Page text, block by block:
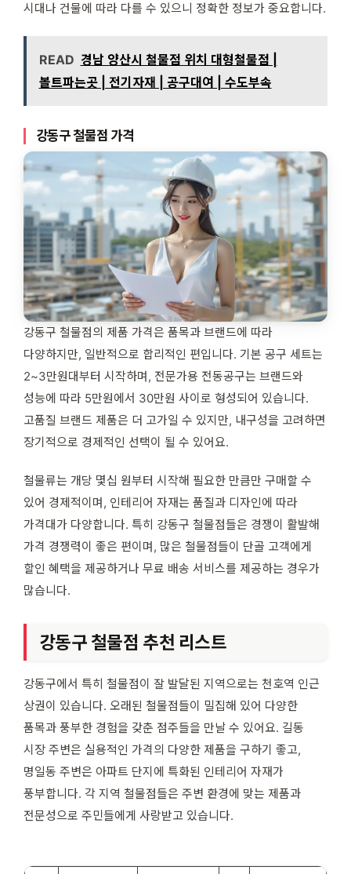
시대나 건물에 따라 다를 수 있으니 정확한 정보가 중요합니다.
READ 경남 양산시 철물점 위치 대형철물점 |
볼트파는곳 | 전기자재 | 공구대여 | 수도부속
강동구 철물점 가격
강동구 철물점의 제품 가격은 품목과 브랜드에 따라
다양하지만, 일반적으로 합리적인 편입니다. 기본 공구 세트는
2~3만원대부터 시작하며, 전문가용 전동공구는 브랜드와
성능에 따라 5만원에서 30만원 사이로 형성되어 있습니다.
고품질 브랜드 제품은 더 고가일 수 있지만, 내구성을 고려하면
장기적으로 경제적인 선택이 될 수 있어요.
철물류는 개당 몇십 원부터 시작해 필요한 만큼만 구매할 수
있어 경제적이며, 인테리어 자재는 품질과 디자인에 따라
가격대가 다양합니다. 특히 강동구 철물점들은 경쟁이 활발해
가격 경쟁력이 좋은 편이며, 많은 철물점들이 단골 고객에게
할인 혜택을 제공하거나 무료 배송 서비스를 제공하는 경우가
많습니다.
강동구 철물점 추천 리스트
강동구에서 특히 철물점이 잘 발달된 지역으로는 천호역 인근
상권이 있습니다. 오래된 철물점들이 밀집해 있어 다양한
품목과 풍부한 경험을 갖춘 점주들을 만날 수 있어요. 길동
시장 주변은 실용적인 가격의 다양한 제품을 구하기 좋고,
명일동 주변은 아파트 단지에 특화된 인테리어 자재가
풍부합니다. 각 지역 철물점들은 주변 환경에 맞는 제품과
전문성으로 주민들에게 사랑받고 있습니다.